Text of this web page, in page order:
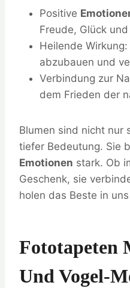
Positive
Freude, Glück
Heilende
abzubauen und
Verbindung zur
dem Frieden der
Blumen sind nicht nur
tiefer Bedeutung. Sie
Emotionen stark. Ob
Geschenk, sie
holen das Beste in
Fototapeten
Und Vogel-